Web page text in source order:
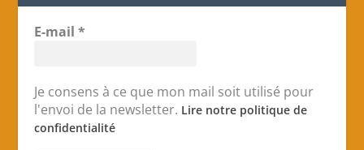
E-mail*
Je consens à ce que mon mail soit utilisé pour
l'envoi de la newsletter. Lire notre politique de
confidentialité